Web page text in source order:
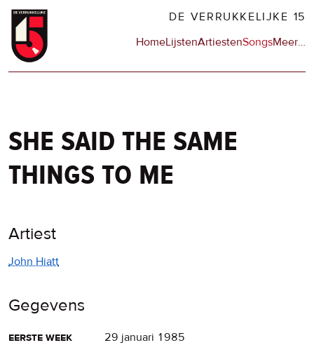
Overslaan
naar
DE VERRUKKELIJKE 15
Hoofdnavigatie
HomeLijstenArtiestenSongsMeerop
…
she said the same
things to me
Artiest
John Hiatt
Gegevens
eerste week
29 januari 1985